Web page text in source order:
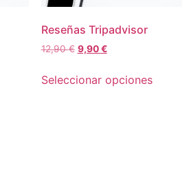
Reseñas Tripadvisor
12,90€ 9,90€
Seleccionar opciones